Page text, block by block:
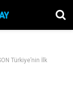
Türkiye’nin İlk